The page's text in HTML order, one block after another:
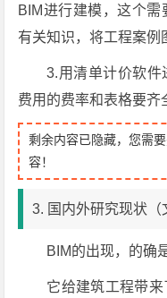
BIM进行建模，这个
有关知识，将工程案例
3.用清单计价软件
费用的费率和表格要齐
剩余内容已隐藏，您需
容！
3. 国内外研究现状（
BIM的出现，的确
它给建筑工程带